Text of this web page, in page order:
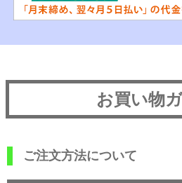
お買い物
ご注文方法について